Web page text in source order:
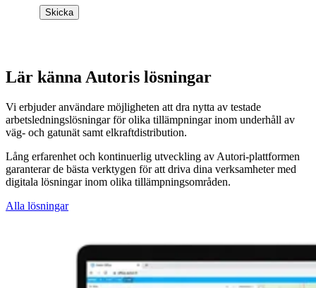
Lär känna Autoris lösningar
Vi erbjuder användare möjligheten att dra nytta av testade
arbetsledningslösningar för olika tillämpningar inom underhåll av
väg- och gatunät samt elkraftdistribution.
Lång erfarenhet och kontinuerlig utveckling av Autori-plattformen
garanterar de bästa verktygen för att driva dina verksamheter med
digitala lösningar inom olika tillämpningsområden.
Alla lösningar